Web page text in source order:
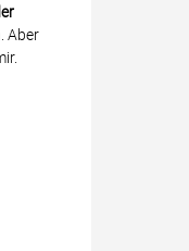
Aber